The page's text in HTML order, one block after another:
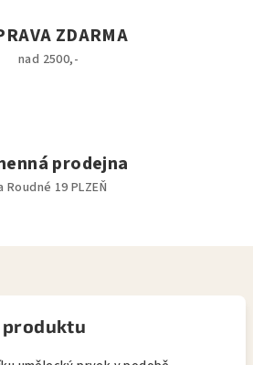
ZDARMA
nad 2500,-
prodejna
Roudné 19 PLZEŇ